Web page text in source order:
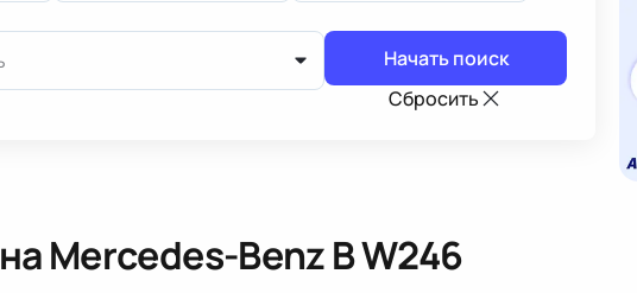
Начать поиск
Сбросить
на Mercedes-Benz B W246